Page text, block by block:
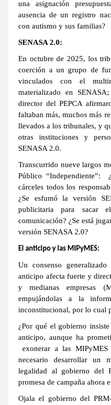
una asignación
ausencia de unregistro
con autismo y sus familias?
SENASA 2.0:
En octubre de 2025, los
coerción a un grupo de
vinculados con el
materializado en
director del PEPCA
faltaban más, muchos más
llevados a los tribunales, y
otras instituciones y
SENASA 2.0.
Transcurrido nueve largos
Público “Independiente”:
cárceles todos los
¿Se esfumó la versión
publicitaria para sacar
comunicación? ¿Se está
versión SENASA 2.0?
El anticipo y las MIPyMES:
Un consenso
anticipo afecta fuerte y
y medianas empresas
empujándolas a la
inconstitucional, por lo cual
¿Por qué el gobierno
anticipo, aunque ha
exonerar a las MIPyMES
necesario desarrollar un
legalidad al gobierno del
promesa de campaña ahora
Ojala el gobierno del